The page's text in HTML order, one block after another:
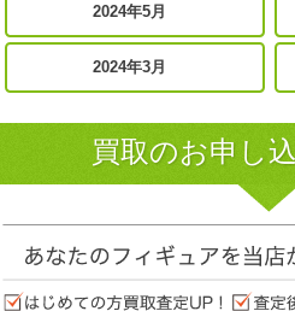
2024年5月
2024年3月
買取のお申し